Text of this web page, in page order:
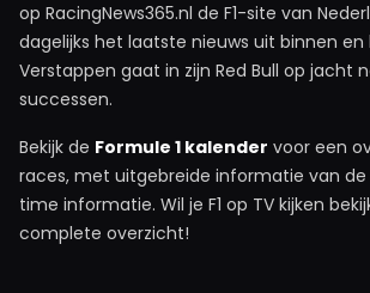
op RacingNews365.nl de F1-site van
dagelijks het laatste nieuws uit binnen en
Verstappen gaat in zijn Red Bull op jacht
successen.
Bekijk de Formule 1 kalender voor een
races, met uitgebreide informatie van
time informatie. Wil je F1 op TV kijken
complete overzicht!